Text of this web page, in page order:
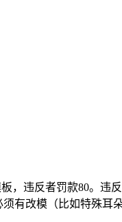
，违反者罚款80。违
有改模（比如特殊